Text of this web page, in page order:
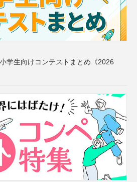
学生向けコンテストまとめ《2026